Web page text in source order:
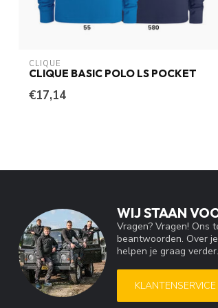
CLIQUE
CLIQUE BASIC POLO LS POCKET
€17,14
WIJ STAAN
Vragen? Vragen! Ons
beantwoorden. Over
helpen je graag verder.
KLANTENSERVICE